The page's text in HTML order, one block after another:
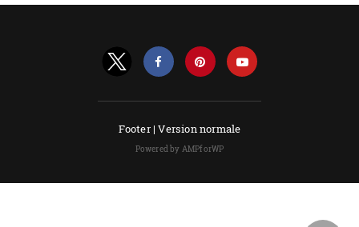
Footer |Version normale
Powered by AMPforWP